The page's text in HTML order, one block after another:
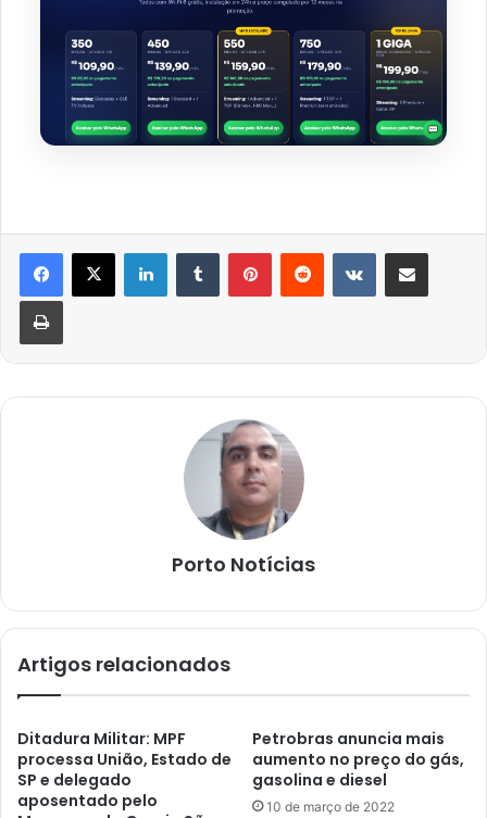
LinkedinTumblr PinterestReddit VK Compartilhar via e-mail
Imprimir
Porto Notícias
Artigos relacionados
Ditadura Militar: MPF
processa União, Estado de
SP e delegado
aposentado pelo
Petrobras anuncia mais
aumento no preço do gás,
gasolina e diesel
10 de março de 2022